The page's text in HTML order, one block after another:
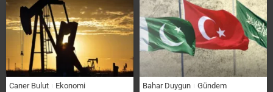
Caner Bulut Ekonomi Bahar Duygun Gündem